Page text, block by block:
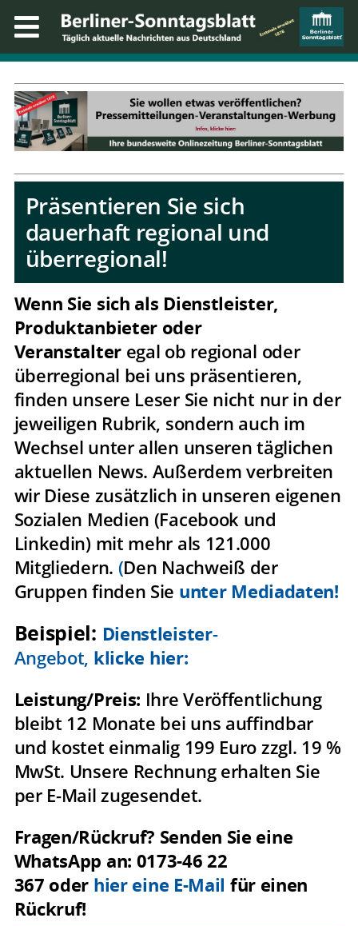
Präsentieren Sie sich
dauerhaft regional und
überregional!
Wenn Sie sich als Dienstleister,
Produktanbieter oder
Veranstalter egal ob regional oder
überregional bei uns präsentieren,
finden unsere Leser Sie nicht nur in der
jeweiligen Rubrik, sondern auch im
Wechsel unter allen unseren täglichen
aktuellen News. Außerdem verbreiten
wir Diese zusätzlich in unseren eigenen
Sozialen Medien (Facebook und
Linkedin) mit mehr als 121.000
Mitgliedern. (Den Nachweiß der
Gruppen finden Sie unter Mediadaten!
Beispiel: Dienstleister-
Angebot, klicke hier:
Leistung/Preis: Ihre Veröffentlichung
bleibt 12 Monate bei uns auffindbar
und kostet einmalig 199 Euro zzgl. 19 %
MwSt. Unsere Rechnung erhalten Sie
per E-Mail zugesendet.
Fragen/Rückruf? Senden Sie eine
WhatsApp an: 0173-46 22
367 oder hier eine E-Mail für einen
Rückruf!